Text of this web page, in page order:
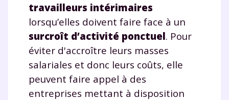
travailleurs intérimaires
lorsqu’elles doivent faire face à un
surcroît d’activité ponctuel. Pour
éviter d'accroître leurs masses
salariales et donc leurs coûts, elle
peuvent faire appel à des
entreprises mettant à disposition